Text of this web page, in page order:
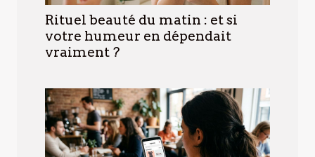
Rituel beauté du matin : et si
votre humeur en dépendait
vraiment ?